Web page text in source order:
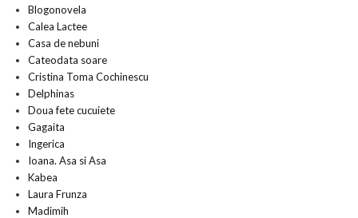
Blogonovela
Calea Lactee
Casa de nebuni
Cateodata soare
Cristina Toma Cochinescu
Delphinas
Doua fete cucuiete
Gagaita
Ingerica
Ioana. Asa si Asa
Kabea
Laura Frunza
Madimih